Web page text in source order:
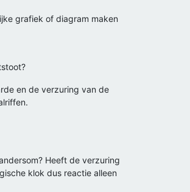
grafiek of diagram maken
en de verzuring van de
Heeft de verzuring
klok dus reactie alleen